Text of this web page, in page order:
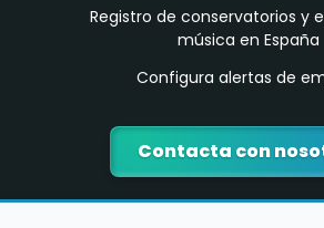
Registro de conservatorios y
música en España
Configura alertas de
Contacta con